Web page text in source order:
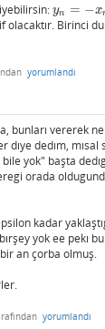
yn = −x
yn −x n
olacaktır. Birinci
yorumlandı
bunları vererek
dedım, mısal
bile yok" başta
orada
kadar
yok ee pekı
an çorba olmuş.
yorumlandı